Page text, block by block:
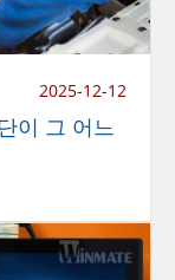
2025-12-12
이 그 어느